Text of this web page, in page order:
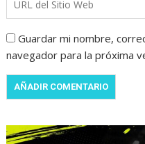
Guardar mi nombre,
navegador para la próxima